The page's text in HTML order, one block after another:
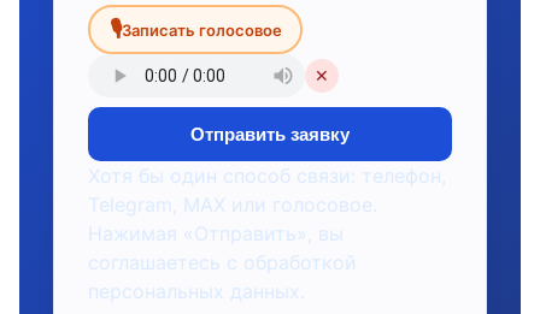
🎙Записать голосовое
✕
Отправить заявку
Хотя бы один способ связи: телефон,
Telegram, MAX или голосовое.
Нажимая «Отправить», вы
соглашаетесь с обработкой
персональных данных.